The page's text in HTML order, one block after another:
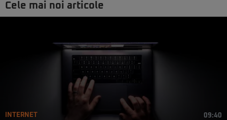
Cele mai noi articole
INTERNET 09:40